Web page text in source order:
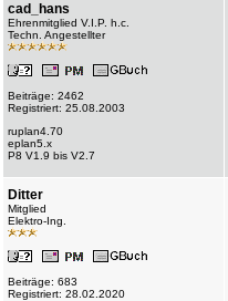
cad_hans
Ehrenmitglied V.I.P. h.c.
Techn. Angestellter
Beiträge: 2462
Registriert: 25.08.2003
ruplan4.70
eplan5.x
P8 V1.9 bis V2.7
Ditter
Mitglied
Elektro-Ing.
Beiträge: 683
Registriert: 28.02.2020